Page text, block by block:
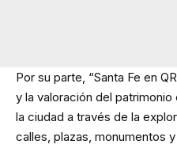
Por su parte, “Santa Fe en
y la valoración del
la ciudad a través de la
calles, plazas, monumentos